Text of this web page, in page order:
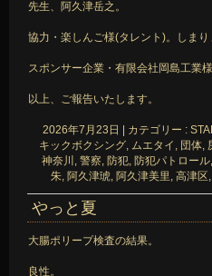
先生、阿久津岳之。
協力・楽しんご様(タレント)。しま
スポンサー企業・有限会社岡島工業
以上、ご報告いたします。
2026年7月23日 | カテゴリー :
キックボクシング, ムエタイ , 団体,
神奈川 , 警察, 防犯, 防犯パトロール,
朱, 阿久津琥, 阿久津美里, 高津区,
やっと夏
大腸ポリープ検査の結果。
良性。